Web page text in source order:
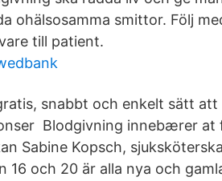
ohälsosamma smittor. Följ
till patient.
snabbt och enkelt sätt
Blodgivning innebærer at
Sabine Kopsch,
16 och 20 är alla nya och